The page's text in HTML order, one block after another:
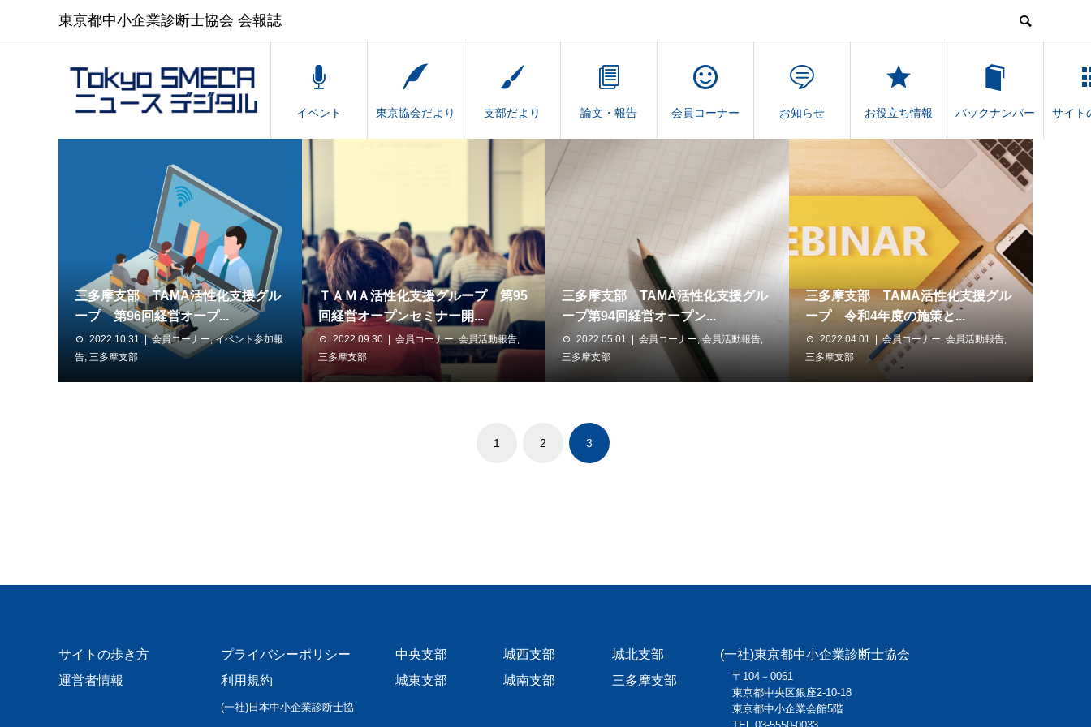
東京都中小企業診断士協会 会報誌
イベント 東京協会だより 支部だより 論文・報告 会員コーナー お知らせ お役立ち情報 バックナンバー サイト
三多摩支部 TAMA活性化支援グル
ープ 第96回経営オープ...
2022.10.31 会員コーナー,イベント参加報
告, 三多摩支部
ＴＡＭＡ活性化支援グループ 第95
回経営オープンセミナー開...
2022.09.30 会員コーナー,会員活動報告,
三多摩支部
三多摩支部 TAMA活性化支援グル
ープ第94回経営オープン...
2022.05.01 会員コーナー,会員活動報告,
三多摩支部
三多摩支部 TAMA活性化支援グル
ープ 令和4年度の施策と...
2022.04.01 会員コーナー, 会員活動報告,
三多摩支部
1 2 3
サイトの歩き方
運営者情報
プライバシーポリシー
利用規約
(一社)日本中小企業診断士協
中央支部
城東支部
城西支部
城南支部
城北支部
三多摩支部
(一社)東京都中小企業診断士協会
〒104－0061
東京都中央区銀座2-10-18
東京都中小企業会館5階